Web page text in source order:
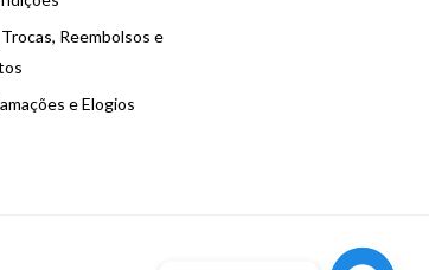
Reembolsos e
e Elogios